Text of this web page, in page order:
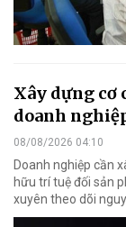
Xây dựng cơ
doanh
08/08/2026 04:10
Doanh nghiệp cần
hữu trí tuệ đối sản
xuyên theo dõi